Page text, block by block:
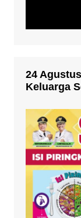
24
Keluarga